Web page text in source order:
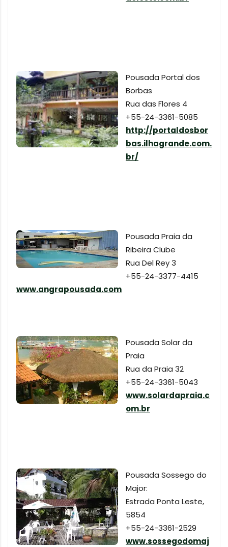
Pousada Portal dos
Borbas
Rua das Flores 4
+55-24-3361-5085
http://portaldosbor
bas.ilhagrande.com.
br/
Pousada Praia da
Ribeira Clube
Rua Del Rey 3
+55-24-3377-4415
www.angrapousada.com
Pousada Solar da
Praia
Rua da Praia 32
+55-24-3361-5043
www.solardapraia.c
om.br
Pousada Sossego do
Major:
Estrada Ponta Leste,
5854
+55-24-3361-2529
www.sossegodomaj